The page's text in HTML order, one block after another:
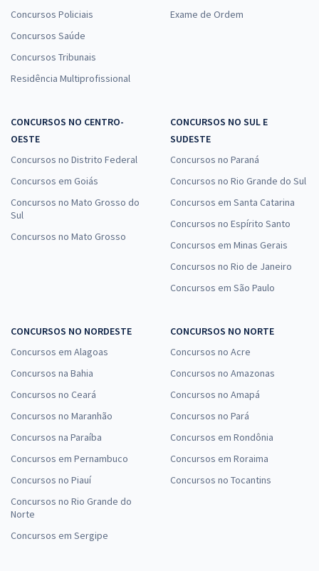
Concursos Policiais
Concursos Saúde
Concursos Tribunais
Residência Multiprofissional
Exame de Ordem
CONCURSOS NO CENTRO-
OESTE
Concursos no Distrito Federal
Concursos em Goiás
Concursos no Mato Grosso do
Sul
Concursos no Mato Grosso
CONCURSOS NO SUL E
SUDESTE
Concursos no Paraná
Concursos no Rio Grande do Sul
Concursos em Santa Catarina
Concursos no Espírito Santo
Concursos em Minas Gerais
Concursos no Rio de Janeiro
Concursos em São Paulo
CONCURSOS NO NORDESTE
Concursos em Alagoas
Concursos na Bahia
Concursos no Ceará
Concursos no Maranhão
Concursos na Paraíba
Concursos em Pernambuco
Concursos no Piauí
Concursos no Rio Grande do
Norte
Concursos em Sergipe
CONCURSOS NO NORTE
Concursos no Acre
Concursos no Amazonas
Concursos no Amapá
Concursos no Pará
Concursos em Rondônia
Concursos em Roraima
Concursos no Tocantins